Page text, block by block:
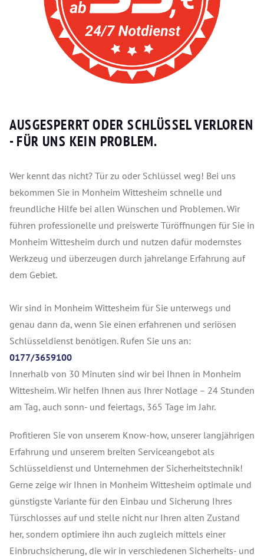
AUSGESPERRT ODER SCHLÜSSEL VERLOREN
- FÜR UNS KEIN PROBLEM.
Wer kennt das nicht? Tür zu oder Schlüssel weg! Bei uns
bekommen Sie in Monheim Wittesheim schnelle und
freundliche Hilfe bei allen Wünschen und Problemen. Wir
führen professionelle und preiswerte Türöffnungen für Sie in
Monheim Wittesheim durch und nutzen dafür modernstes
Werkzeug und überzeugen durch jahrelange Erfahrung auf
dem Gebiet.
Wir sind in Monheim Wittesheim für Sie unterwegs und
genau dann da, wenn Sie einen erfahrenen und seriösen
Schlüsseldienst benötigen. Rufen Sie uns an:
0177/3659100
Innerhalb von 30 Minuten sind wir bei Ihnen in Monheim
Wittesheim. Wir helfen Ihnen aus Ihrer Notlage – 24 Stunden
am Tag, auch sonn- und feiertags, 365 Tage im Jahr.
Profitieren Sie von unserem Know-how, unserer langjährigen
Erfahrung und unserem breiten Serviceangebot als
Schlüsseldienst und Unternehmen der Sicherheitstechnik!
Gerne zeige wir Ihnen in Monheim Wittesheim optimale und
günstigste Variante für den Einbau und Sicherung Ihres
Türschlosses auf und stelle nicht nur Ihren alten Zustand
her, sondern optimiere ihn auch zugleich mittels einer
Einbruchsicherung, die wir in verschiedenen Sicherheits- und